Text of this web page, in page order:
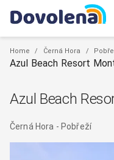
Home / Černá Hora /
Azul Beach Resort
Azul Beach
Černá Hora - Pobřeží